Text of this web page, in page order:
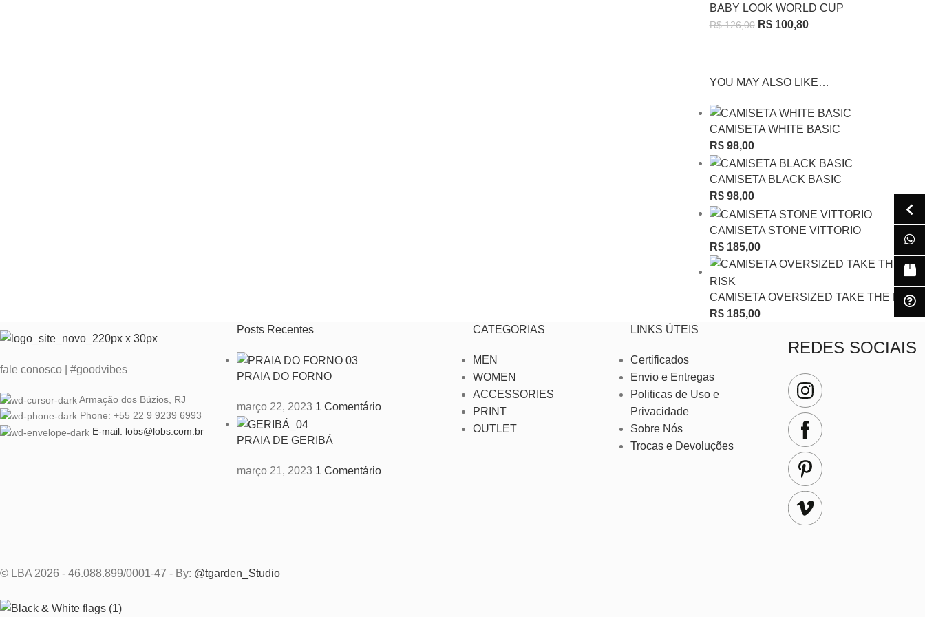
BABY LOOK WORLD CUP
R$126,00 R$100,80
YOU MAY ALSO LIKE…
CAMISETA WHITE BASIC
R$98,00
CAMISETA BLACK BASIC
R$98,00
CAMISETA STONE VITTORIO
R$185,00
CAMISETA OVERSIZED TAKE THE RISK
R$185,00
fale conosco | #goodvibes
Armação dos Búzios, RJ
Phone: +55 22 9 9239 6993
E-mail: lobs@lobs.com.br
Posts Recentes
PRAIA DO FORNO
março 22, 2023 1 Comentário
PRAIA DE GERIBÁ
março 21, 2023 1 Comentário
CATEGORIAS
MEN
WOMEN
ACCESSORIES
PRINT
OUTLET
LINKS ÚTEIS
Certificados
Envio e Entregas
Politicas de Uso e
Privacidade
Sobre Nós
Trocas e Devoluções
REDES SOCIAIS
© LBA 2026 - 46.088.899/0001-47 - By: @tgarden_Studio